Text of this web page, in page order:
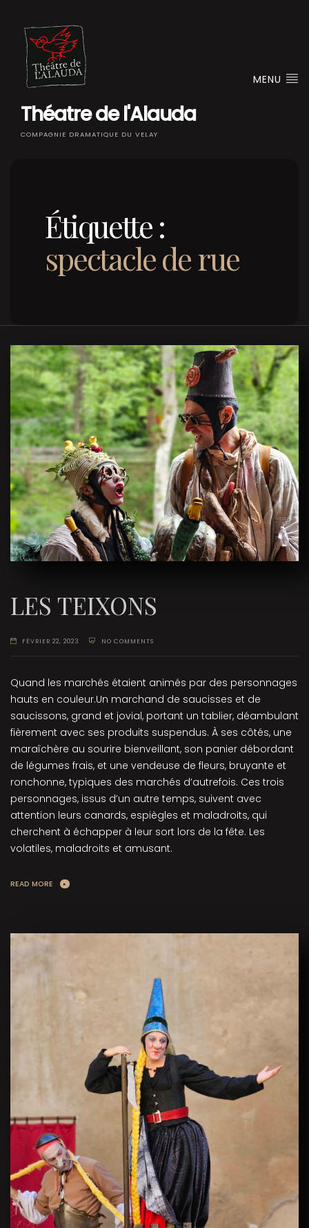
Théatre de l'Alauda
COMPAGNIE DRAMATIQUE DU VELAY
MENU
Étiquette :
spectacle de rue
LES TEIXONS
FÉVRIER 22, 2023 NO COMMENTS
Quand les marchés étaient animés par des personnages
hauts en couleur.Un marchand de saucisses et de
saucissons, grand et jovial, portant un tablier, déambulant
fièrement avec ses produits suspendus. À ses côtés, une
maraîchère au sourire bienveillant, son panier débordant
de légumes frais, et une vendeuse de fleurs, bruyante et
ronchonne, typiques des marchés d’autrefois. Ces trois
personnages, issus d’un autre temps, suivent avec
attention leurs canards, espiègles et maladroits, qui
cherchent à échapper à leur sort lors de la fête. Les
volatiles, maladroits et amusant.
READ MORE